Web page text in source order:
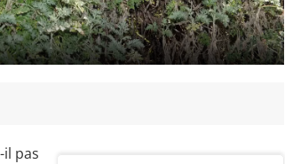
pas